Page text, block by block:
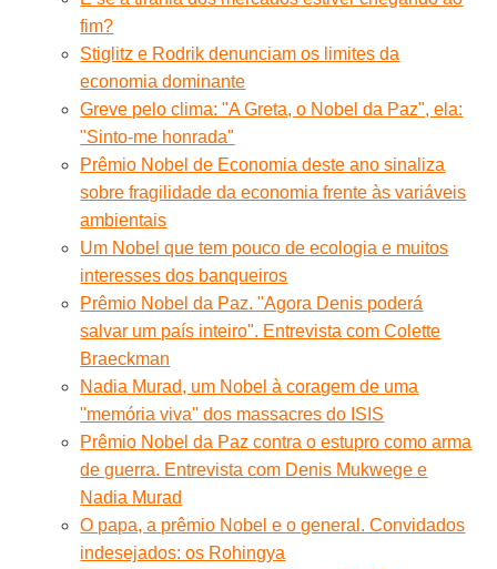
fim?
Stiglitz e Rodrik denunciam os limites da
economia dominante
Greve pelo clima: "A Greta, o Nobel da Paz", ela:
"Sinto-me honrada"
Prêmio Nobel de Economia deste ano sinaliza
sobre fragilidade da economia frente às variáveis
ambientais
Um Nobel que tem pouco de ecologia e muitos
interesses dos banqueiros
Prêmio Nobel da Paz. "Agora Denis poderá
salvar um país inteiro". Entrevista com Colette
Braeckman
Nadia Murad, um Nobel à coragem de uma
''memória viva'' dos massacres do ISIS
Prêmio Nobel da Paz contra o estupro como arma
de guerra. Entrevista com Denis Mukwege e
Nadia Murad
O papa, a prêmio Nobel e o general. Convidados
indesejados: os Rohingya